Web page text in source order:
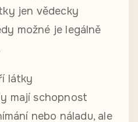
jen vědecky
možné je legálně
látky
mají schopnost
nebo náladu, ale